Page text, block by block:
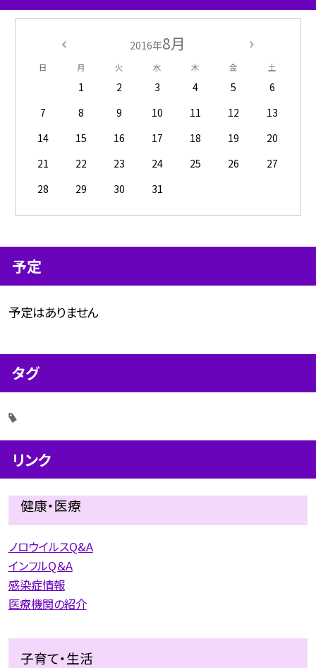
2016年8月
日 月 火 水 木 金 土
1 2 3 4 5
6
7
8 9 10 11 12
13
14
15 16 17 18 19
20
21
22 23 24 25 26
27
28
29 30 31
予定
予定はありません
タグ
リンク
健康・医療
ノロウイルスQ&A
インフルQ＆A
感染症情報
医療機関の紹介
子育て・生活